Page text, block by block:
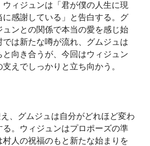
ウィジュンは「君が僕の人生に現
に感謝している」と告白する。グ
ュンとの関係で本当の愛を感じ始
は新たな噂が流れ、グムジュは
向き合うが、今回はウィジュン
えでしっかりと立ち向かう。
、グムジュは自分がどれほど変わ
る。ウィジュンはプロポーズの準
人の祝福のもと新たな始まりを